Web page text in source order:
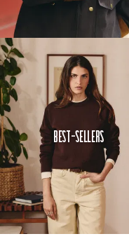
Best-Sellers